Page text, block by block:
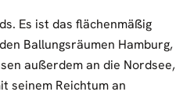
Es ist das flächenmäßig
Ballungsräumen Hamburg,
außerdem an die Nordsee,
seinem Reichtum an